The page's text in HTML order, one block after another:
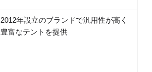
2012年設立のブランドで汎用性が高く
豊富なテントを提供